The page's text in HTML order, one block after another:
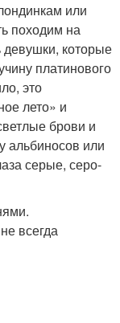
или
походим на
девушки, которые
платинового
это
лето» и
брови и
альбиносов или
серые, серо-